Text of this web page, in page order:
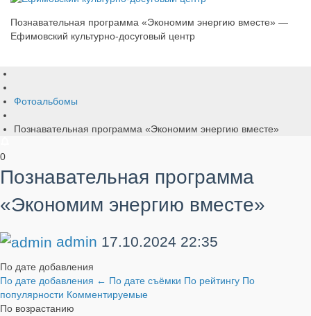
Познавательная программа «Экономим энергию вместе» —
Ефимовский культурно-досуговый центр
Фотоальбомы
Познавательная программа «Экономим энергию вместе»
0
Познавательная программа
«Экономим энергию вместе»
admin 17.10.2024 22:35
По дате добавления
По дате добавления ← По дате съёмки По рейтингу По
популярности Комментируемые
По возрастанию